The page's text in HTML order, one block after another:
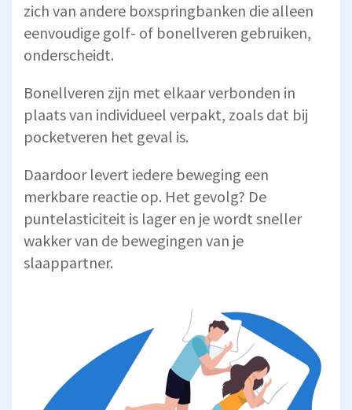
zich van andere boxspringbanken die alleen
eenvoudige golf- of bonellveren gebruiken,
onderscheidt.
Bonellveren zijn met elkaar verbonden in
plaats van individueel verpakt, zoals dat bij
pocketveren het geval is.
Daardoor levert iedere beweging een
merkbare reactie op. Het gevolg? De
puntelasticiteit is lager en je wordt sneller
wakker van de bewegingen van je
slaappartner.